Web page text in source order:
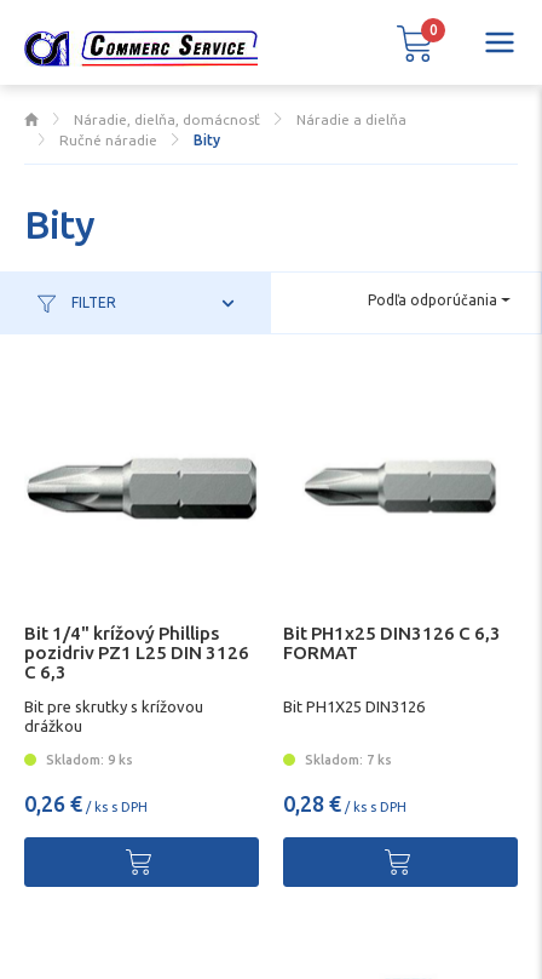
Náradie, dielňa, domácnosť
Náradie a dielňa
Ručné náradie
Bity
Bity
FILTER Podľa odporúčania
Bit 1/4" krížový Phillips
pozidriv PZ1 L25 DIN 3126
C 6,3
Bit pre skrutky s krížovou
drážkou
Skladom: 9 ks
0,26 € / ks s DPH
Bit PH1x25 DIN3126 C 6,3
FORMAT
Bit PH1X25 DIN3126
Skladom: 7 ks
0,28 € / ks s DPH
0